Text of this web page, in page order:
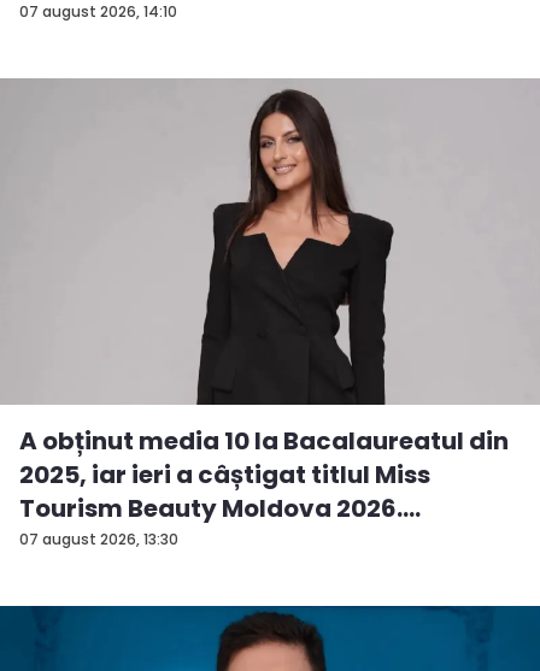
07 august 2026, 14:10
07 august 2026, 13:30
A obținut media 10 la Bacalaureatul din
2025, iar ieri a câștigat titlul Miss
Tourism Beauty Moldova 2026.
Andreea...